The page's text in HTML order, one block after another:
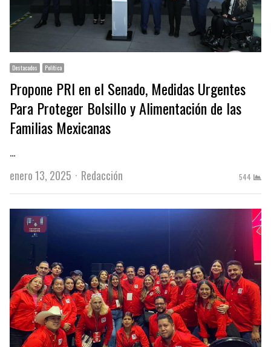
Destacados Política
Propone PRI en el Senado, Medidas Urgentes
Para Proteger Bolsillo y Alimentación de las
Familias Mexicanas
…
enero 13, 2025
Author
Redacción 544